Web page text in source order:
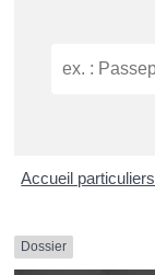
Accueil particuliers
Dossier